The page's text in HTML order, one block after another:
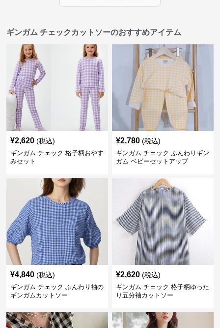
ギンガム チェックカットソーのおすすめアイテム
¥2,620 (税込)
ギンガム チェック 格子柄おやす
みセット
¥2,780 (税込)
ギンガム チェック ふんわりギン
ガム ベビーセットアップ
¥4,840 (税込)
ギンガム チェック ふんわり袖の
ギンガムカットソー
¥2,620 (税込)
ギンガム チェック 格子柄ゆった
り五分袖カットソー